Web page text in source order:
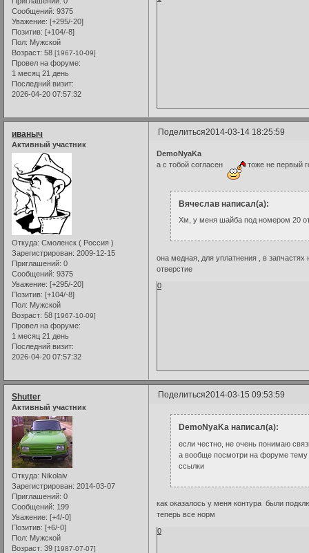
Сообщений: 9375
Уважение: [+295/-20]
Позитив: [+104/-8]
Пол: Мужской
Возраст: 58 [1967-10-09]
Провел на форуме:
1 месяц 21 день
Последний визит:
2026-04-20 07:57:32
Поделиться2014-03-14 18:25:59
иваныч
Активный участник
Откуда: Смоленск ( Россия )
Зарегистрирован: 2009-12-15
Приглашений: 0
Сообщений: 9375
Уважение: [+295/-20]
Позитив: [+104/-8]
Пол: Мужской
Возраст: 58 [1967-10-09]
Провел на форуме:
1 месяц 21 день
Последний визит:
2026-04-20 07:57:32
DemoNyaKa
а с тобой согласен
тоже не первый
Вячеслав написал(а):
Хм, у меня шайба под номером 20
она медная, для уплатнения , в
отверстие
0
Поделиться2014-03-15 09:53:59
Shutter
Активный участник
Откуда: Nikolaiv
Зарегистрирован: 2014-03-07
Приглашений: 0
Сообщений: 199
Уважение: [+4/-0]
Позитив: [+6/-0]
Пол: Мужской
Возраст: 39 [1987-07-07]
DemoNyaKa написал(а):
если честно, не очень понимаю
а вообще посмотри на форуме тему
ссылки
как оказалось у меня контура были
теперь все норм
0